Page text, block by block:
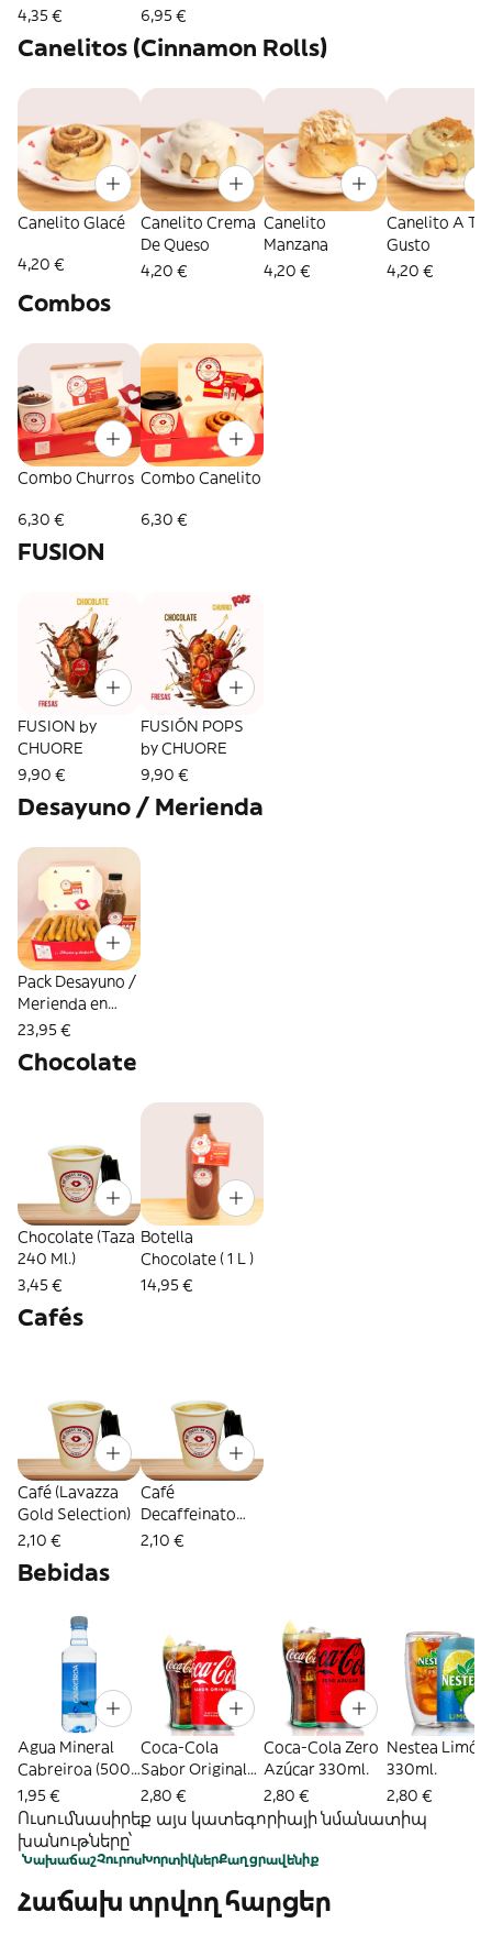
4,35 € 6,95 €
Canelitos (Cinnamon Rolls)
Canelito Glacé
4,20 €
Canelito Crema
De Queso
4,20 €
Canelito
Manzana
4,20 €
Canelito A Tu
Gusto
4,20 €
Combos
Combo Churros
6,30 €
Combo Canelito
6,30 €
FUSION
FUSION by
CHUORE
9,90 €
FUSIÓN POPS
by CHUORE
9,90 €
Desayuno / Merienda
Pack Desayuno /
Merienda en
Familia.
23,95 €
Chocolate
Chocolate (Taza
240 Ml.)
3,45 €
Botella
Chocolate ( 1 L )
14,95 €
Cafés
Café (Lavazza
Gold Selection)
2,10 €
Café
Decaffeinato
(Lavazza Gold
2,10 €
Bebidas
Agua Mineral
Cabreiroa (500
Ml.)
1,95 €
Coca-Cola
Sabor Original
330ml.
2,80 €
Coca-Cola Zero
Azúcar 330ml.
2,80 €
Nestea Limón
330ml.
2,80 €
Ուսումնասիրեք այս կատեգորիայի նմանատիպ
խանութները՝
ՆախաճաշՉուրոսԽորտիկներՔաղցրավենիք
Հաճախ տրվող հարցեր